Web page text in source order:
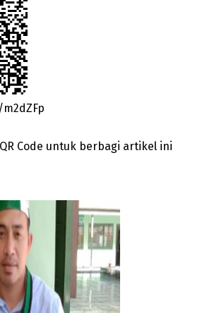
Code untuk berbagi artikel ini